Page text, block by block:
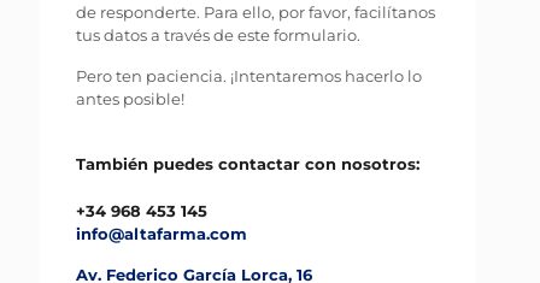
de responderte. Para ello, por favor, facilítanos
tus datos a través de este formulario.
Pero ten paciencia. ¡Intentaremos hacerlo lo
antes posible!
También puedes contactar con nosotros:
+34 968 453 145
info@altafarma.com
Av. Federico García Lorca, 16